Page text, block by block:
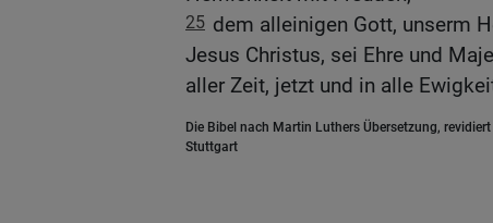
25 dem alleinigen Gott, unserm
Jesus Christus, sei Ehre und
aller Zeit, jetzt und in alle
Die Bibel nach Martin Luthers Übersetzung,
Stuttgart